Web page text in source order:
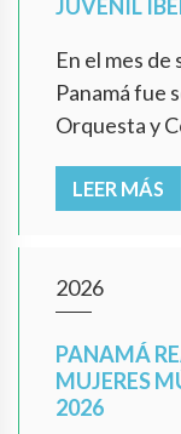
JUVENIL
En el mes
Panamá fue
Orquesta y
LEER MÁS
2026
PANAMÁ
MUJERES
2026